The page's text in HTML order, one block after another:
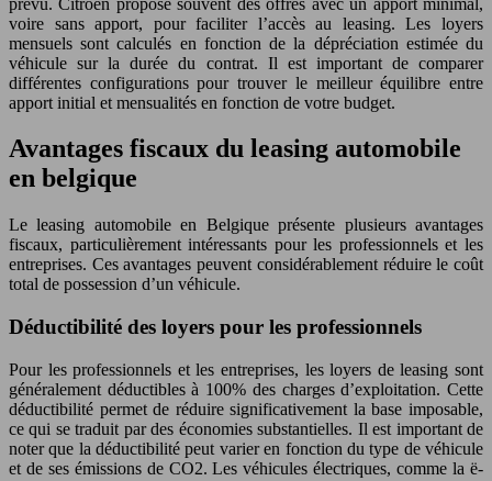
voire sans apport, pour faciliter l’accès au leasing. Les loyers
mensuels sont calculés en fonction de la dépréciation estimée du
véhicule sur la durée du contrat. Il est important de comparer
différentes configurations pour trouver le meilleur équilibre entre
apport initial et mensualités en fonction de votre budget.
Avantages fiscaux du leasing automobile
en belgique
Le leasing automobile en Belgique présente plusieurs avantages
fiscaux, particulièrement intéressants pour les professionnels et les
entreprises. Ces avantages peuvent considérablement réduire le coût
total de possession d’un véhicule.
Déductibilité des loyers pour les professionnels
Pour les professionnels et les entreprises, les loyers de leasing sont
généralement déductibles à 100% des charges d’exploitation. Cette
déductibilité permet de réduire significativement la base imposable,
ce qui se traduit par des économies substantielles. Il est important de
noter que la déductibilité peut varier en fonction du type de véhicule
et de ses émissions de CO2. Les véhicules électriques, comme la ë-